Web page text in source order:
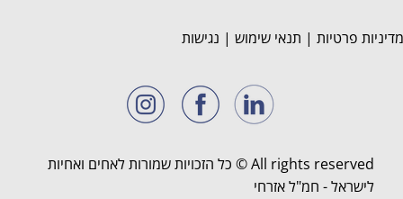
All rights reserved © כל הזכויות שמורות לאחים ואחיות
לישראל - חמ"ל אזרחי
מדיניות פרטיות | תנאי שימוש | נגישות